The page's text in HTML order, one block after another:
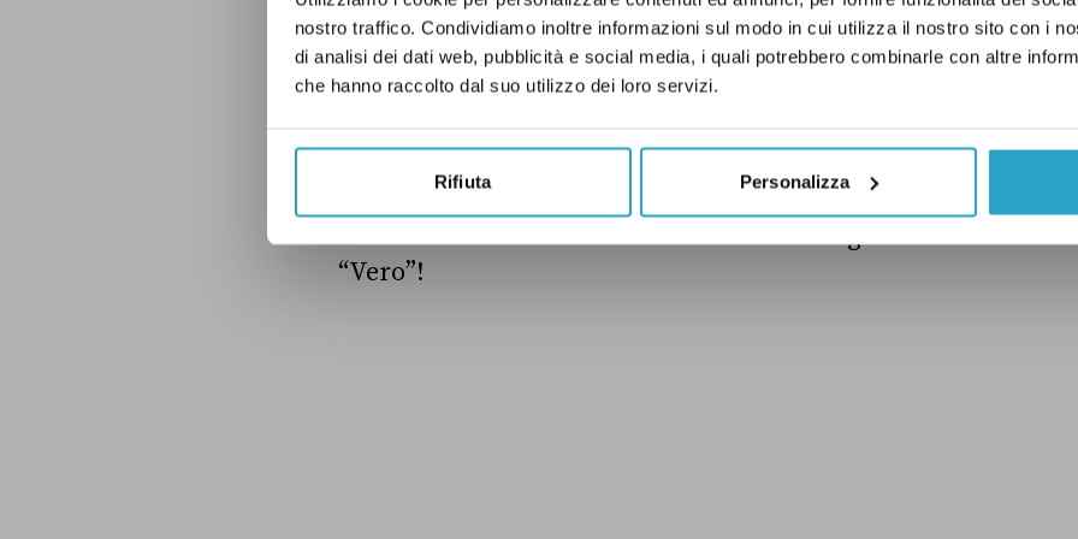
nostro traffico. Condividiamo inoltre informazioni sul modo in cui utilizza il nostro sito con i
di analisi dei dati web, pubblicità e social media, i quali potrebbero combinarle con altre
che hanno raccolto dal suo utilizzo dei loro servizi.
Rifiuta Personalizza
di rifiutipubblicata sul sito ufficiale, dove si legge che
Sistri sono diversificati per le varie classi di rifiuti
pericolosi, e speciali pericolosi.
Il ministro ha, quindi, ragione nell’affermare che la
viene richiesta la tracciabilità è stata gonfiata dalla
“Vero”!